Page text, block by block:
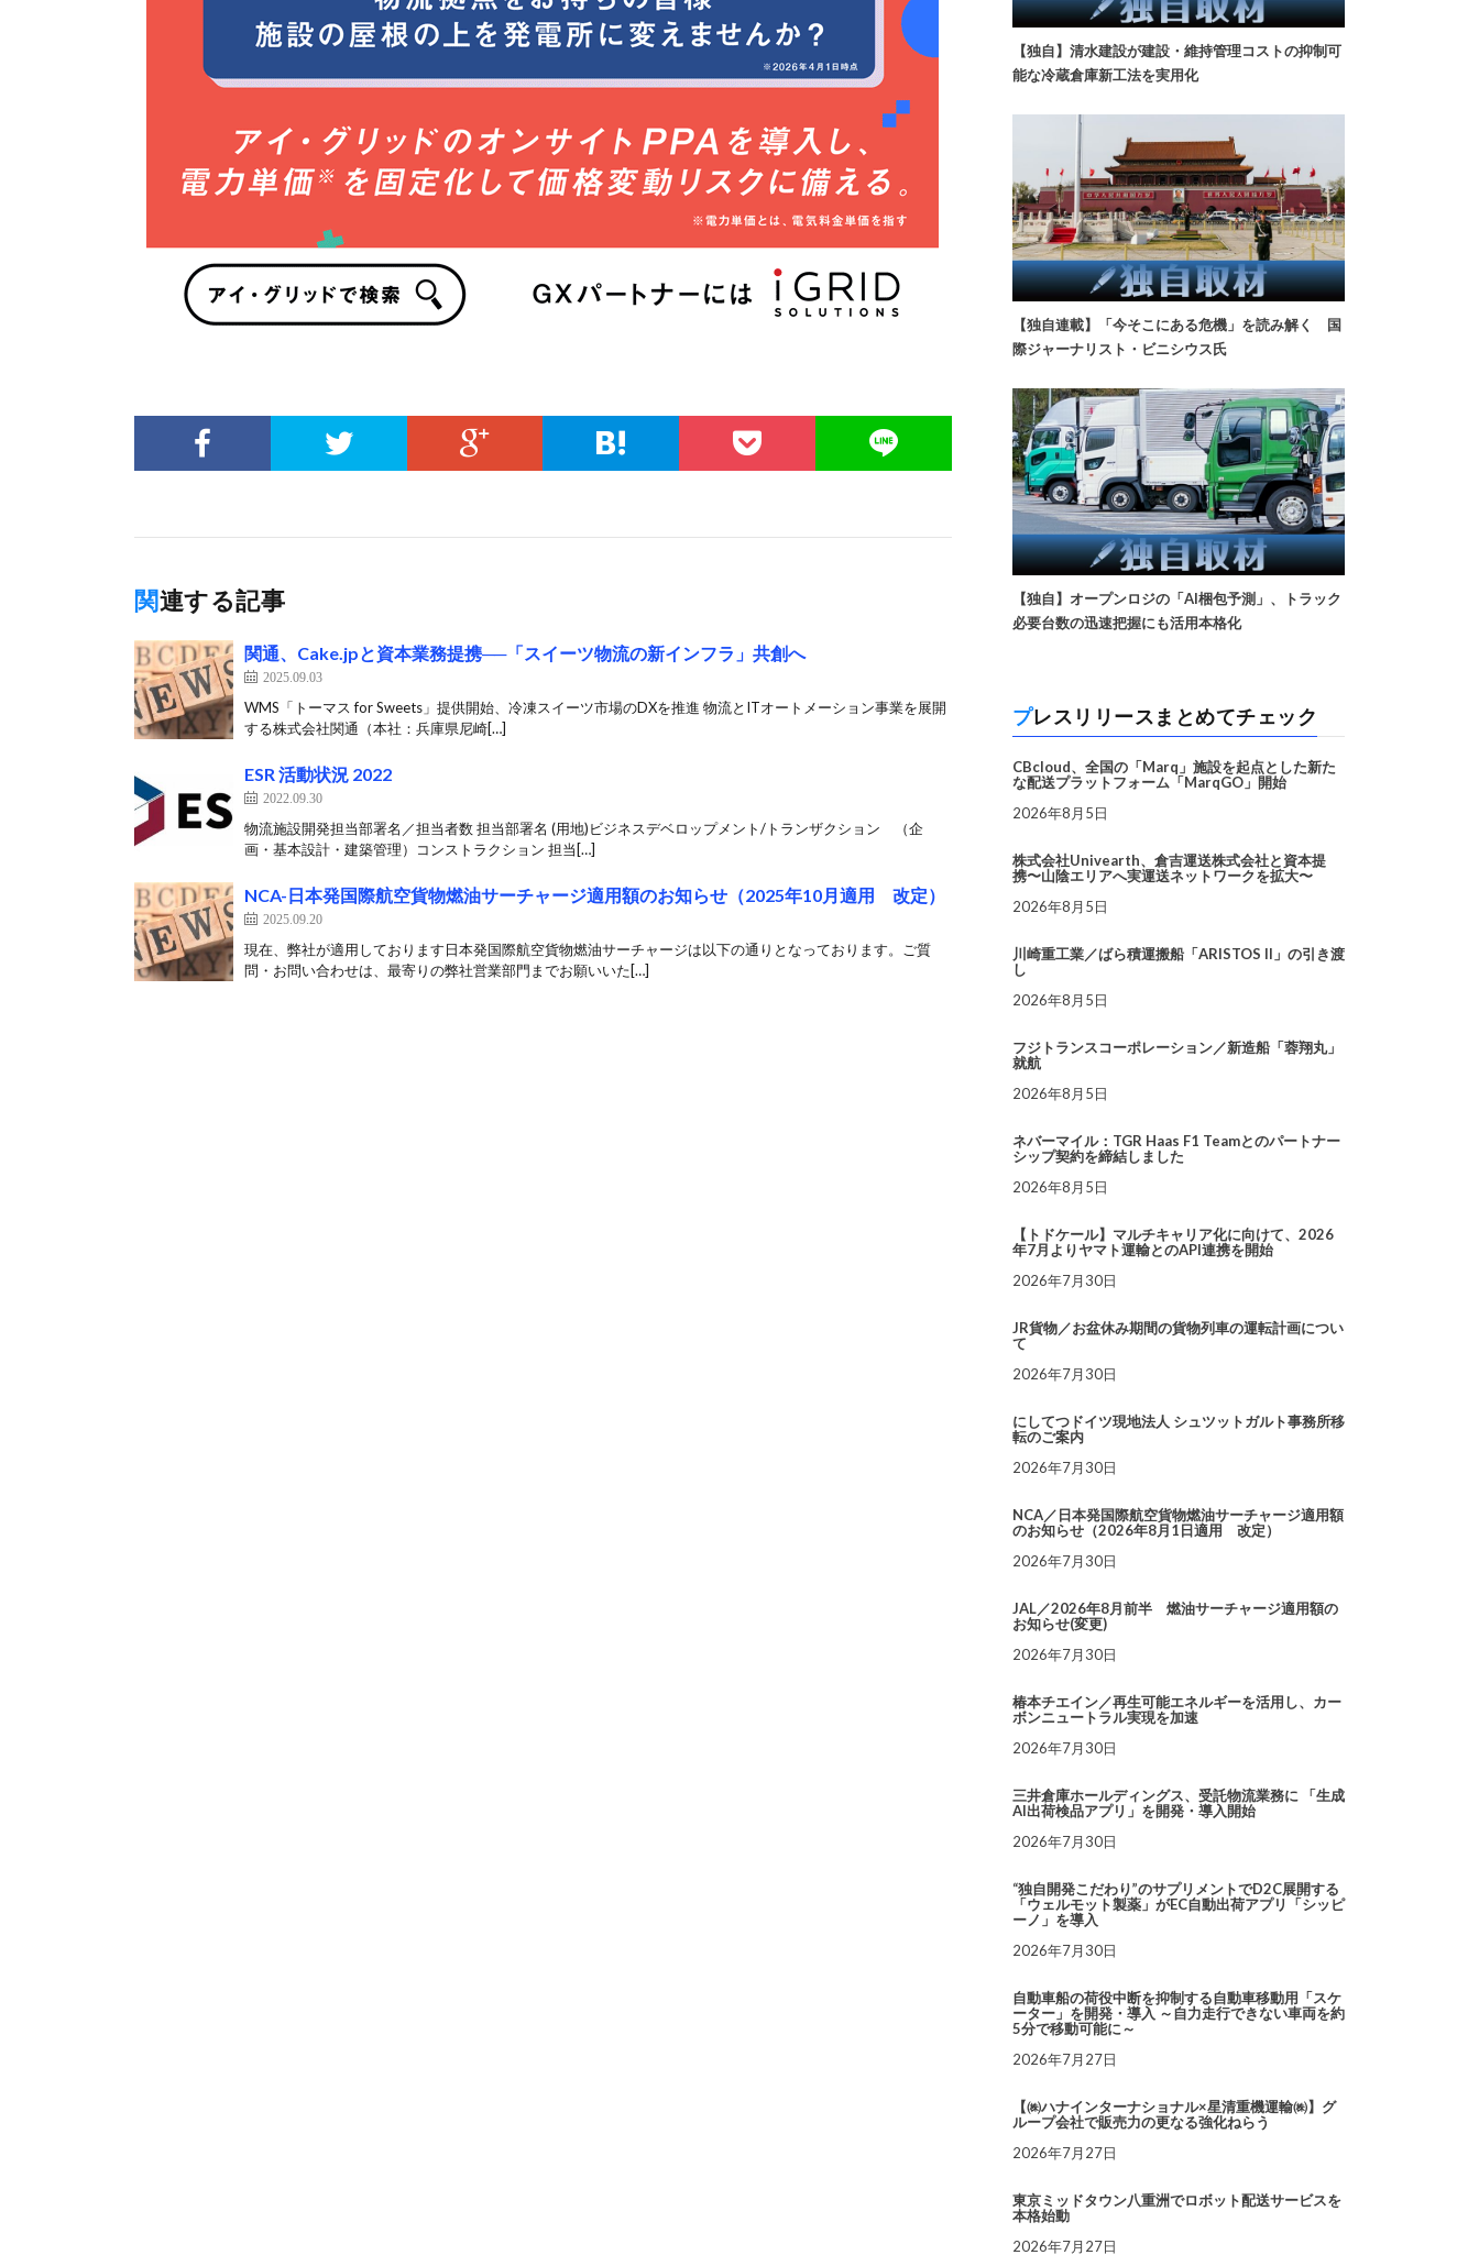
関連する記事
関通、Cake.jpと資本業務提携──「スイーツ物流の新インフラ」共創へ
2025.09.03
WMS「トーマス for Sweets」提供開始、冷凍スイーツ市場のDXを推進 物流とITオートメーション事業を展開
する株式会社関通（本社：兵庫県尼崎[…]
ESR 活動状況 2022
2022.09.30
物流施設開発担当部署名／担当者数 担当部署名 (用地)ビジネスデベロップメント/トランザクション （企
画・基本設計・建築管理）コンストラクション 担当[…]
NCA-日本発国際航空貨物燃油サーチャージ適用額のお知らせ（2025年10月適用 改定）
2025.09.20
現在、弊社が適用しております日本発国際航空貨物燃油サーチャージは以下の通りとなっております。ご質
問・お問い合わせは、最寄りの弊社営業部門までお願いいた[…]
【独自】清水建設が建設・維持管理コストの抑制可
能な冷蔵倉庫新工法を実用化
【独自連載】「今そこにある危機」を読み解く 国
際ジャーナリスト・ビニシウス氏
【独自】オープンロジの「AI梱包予測」、トラック
必要台数の迅速把握にも活用本格化
プレスリリースまとめてチェック
CBcloud、全国の「Marq」施設を起点とした新た
な配送プラットフォーム「MarqGO」開始
2026年8月5日
株式会社Univearth、倉吉運送株式会社と資本提
携〜山陰エリアへ実運送ネットワークを拡大〜
2026年8月5日
川崎重工業／ばら積運搬船「ARISTOS II」の引き渡
し
2026年8月5日
フジトランスコーポレーション／新造船「蓉翔丸」
就航
2026年8月5日
ネバーマイル：TGR Haas F1 Teamとのパートナー
シップ契約を締結しました
2026年8月5日
【トドケール】マルチキャリア化に向けて、2026
年7月よりヤマト運輸とのAPI連携を開始
2026年7月30日
JR貨物／お盆休み期間の貨物列車の運転計画につい
て
2026年7月30日
にしてつドイツ現地法人 シュツットガルト事務所移
転のご案内
2026年7月30日
NCA／日本発国際航空貨物燃油サーチャージ適用額
のお知らせ（2026年8月1日適用 改定）
2026年7月30日
JAL／2026年8月前半 燃油サーチャージ適用額の
お知らせ(変更)
2026年7月30日
椿本チエイン／再生可能エネルギーを活用し、カー
ボンニュートラル実現を加速
2026年7月30日
三井倉庫ホールディングス、受託物流業務に 「生成
AI出荷検品アプリ」を開発・導入開始
2026年7月30日
“独自開発こだわり”のサプリメントでD2C展開する
「ウェルモット製薬」がEC自動出荷アプリ「シッピ
ーノ」を導入
2026年7月30日
自動車船の荷役中断を抑制する自動車移動用「スケ
ーター」を開発・導入 ～自力走行できない車両を約
5分で移動可能に～
2026年7月27日
【㈱ハナインターナショナル×星清重機運輸㈱】グ
ループ会社で販売力の更なる強化ねらう
2026年7月27日
東京ミッドタウン八重洲でロボット配送サービスを
本格始動
2026年7月27日